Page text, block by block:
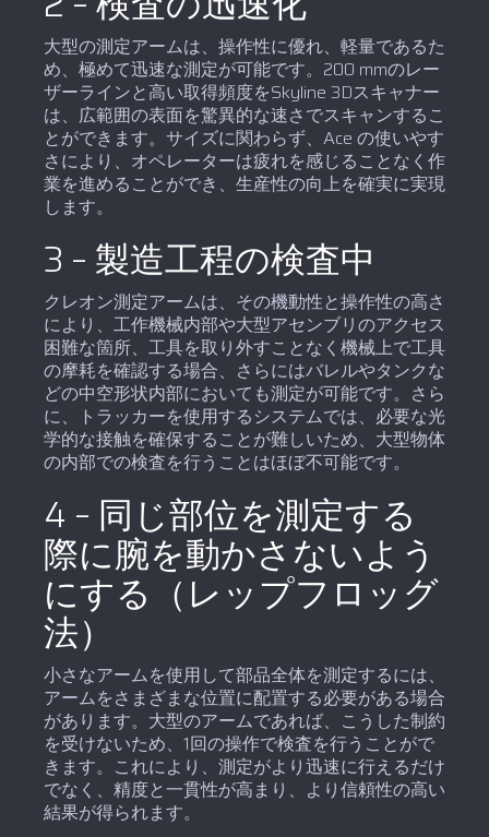
大型の測定アームは、操作性に優れ、軽量であるた
め、極めて迅速な測定が可能です。200 mmのレー
ザーラインと高い取得頻度をSkyline 3Dスキャナー
は、広範囲の表面を驚異的な速さでスキャンするこ
とができます。サイズに関わらず、Ace の使いやす
さにより、オペレーターは疲れを感じることなく作
業を進めることができ、生産性の向上を確実に実現
します。
3 – 製造工程の検査中
クレオン測定アームは、その機動性と操作性の高さ
により、工作機械内部や大型アセンブリのアクセス
困難な箇所、工具を取り外すことなく機械上で工具
の摩耗を確認する場合、さらにはバレルやタンクな
どの中空形状内部においても測定が可能です。さら
に、トラッカーを使用するシステムでは、必要な光
学的な接触を確保することが難しいため、大型物体
の内部での検査を行うことはほぼ不可能です。
4 – 同じ部位を測定する
際に腕を動かさないよう
にする（レップフロッグ
法）
小さなアームを使用して部品全体を測定するには、
アームをさまざまな位置に配置する必要がある場合
があります。大型のアームであれば、こうした制約
を受けないため、1回の操作で検査を行うことがで
きます。これにより、測定がより迅速に行えるだけ
でなく、精度と一貫性が高まり、より信頼性の高い
結果が得られます。